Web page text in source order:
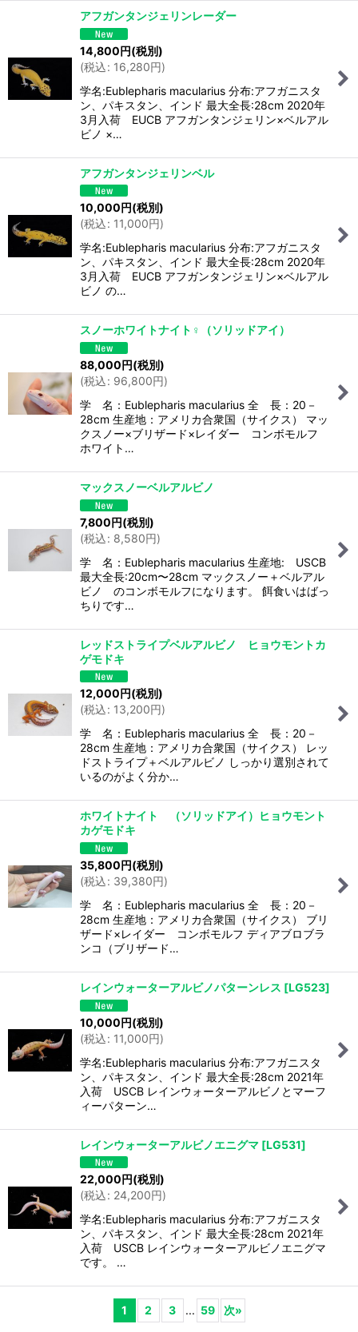
アフガンタンジェリンレーダー
14,800円(税別)
(税込: 16,280円)
学名:Eublepharis macularius 分布:アフガニスタ
ン、パキスタン、インド 最大全長:28cm 2020年
3月入荷 EUCB アフガンタンジェリン×ベルアル
ビノ ×…
アフガンタンジェリンベル
10,000円(税別)
(税込: 11,000円)
学名:Eublepharis macularius 分布:アフガニスタ
ン、パキスタン、インド 最大全長:28cm 2020年
3月入荷 EUCB アフガンタンジェリン×ベルアル
ビノ の…
スノーホワイトナイト♀（ソリッドアイ）
88,000円(税別)
(税込: 96,800円)
学 名：Eublepharis macularius 全 長：20－
28cm 生産地：アメリカ合衆国（サイクス） マッ
クスノー×ブリザード×レイダー コンボモルフ
ホワイト…
マックスノーベルアルビノ
7,800円(税別)
(税込: 8,580円)
学 名：Eublepharis macularius 生産地: USCB
最大全長:20cm〜28cm マックスノー＋ベルアル
ビノ のコンボモルフになります。 餌食いはばっ
ちりです…
レッドストライプベルアルビノ ヒョウモントカ
ゲモドキ
12,000円(税別)
(税込: 13,200円)
学 名：Eublepharis macularius 全 長：20－
28cm 生産地：アメリカ合衆国（サイクス） レッ
ドストライプ＋ベルアルビノ しっかり選別されて
いるのがよく分か…
ホワイトナイト （ソリッドアイ）ヒョウモント
カゲモドキ
35,800円(税別)
(税込: 39,380円)
学 名：Eublepharis macularius 全 長：20－
28cm 生産地：アメリカ合衆国（サイクス） ブリ
ザード×レイダー コンボモルフ ディアブロブラ
ンコ（ブリザード…
レインウォーターアルビノパターンレス [LG523]
10,000円(税別)
(税込: 11,000円)
学名:Eublepharis macularius 分布:アフガニスタ
ン、パキスタン、インド 最大全長:28cm 2021年
入荷 USCB レインウォーターアルビノとマーフ
ィーパターン…
レインウォーターアルビノエニグマ [LG531]
22,000円(税別)
(税込: 24,200円)
学名:Eublepharis macularius 分布:アフガニスタ
ン、パキスタン、インド 最大全長:28cm 2021年
入荷 USCB レインウォーターアルビノエニグマ
です。 …
1 2 3 ... 59 次»